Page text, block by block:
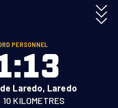
PERSONNEL
Laredo, Laredo
10 KILOMETRES